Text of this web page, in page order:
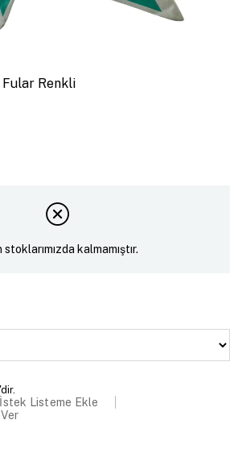
Fular Renkli
stoklarımızda kalmamıştır.
İstek Listeme Ekle